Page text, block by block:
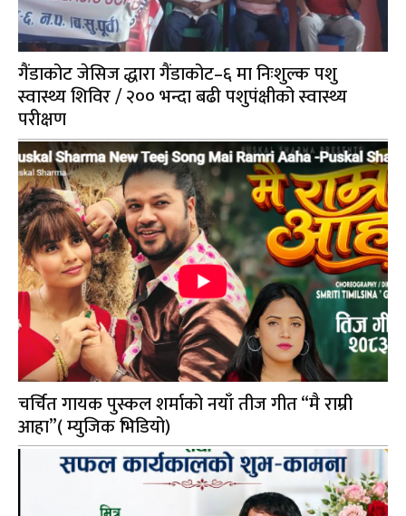
गैंडाकोट जेसिज द्धारा गैंडाकोट–६ मा निःशुल्क पशु
स्वास्थ्य शिविर / २०० भन्दा बढी पशुपंक्षीको स्वास्थ्य
परीक्षण
चर्चित गायक पुस्कल शर्माको नयाँ तीज गीत “मै राम्री
आहा”( म्युजिक भिडियो)